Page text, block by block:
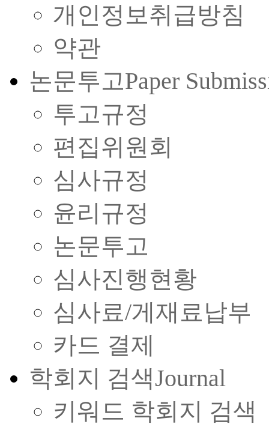
개인정보취급방침
약관
논문투고Paper
투고규정
편집위원회
심사규정
윤리규정
논문투고
심사진행현황
심사료/게재료납부
카드 결제
학회지 검색Journal
키워드 학회지 검색